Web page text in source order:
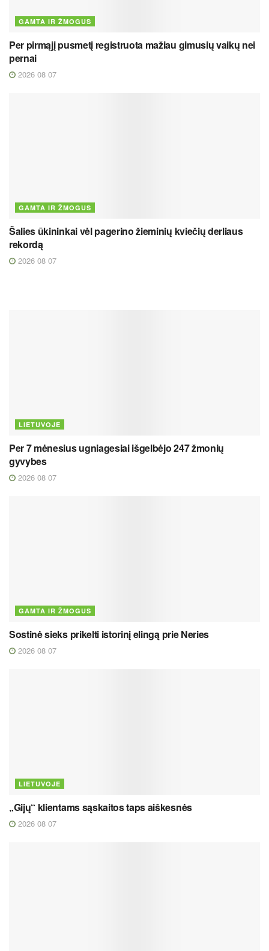
GAMTA IR ŽMOGUS
Per pirmąjį pusmetį registruota mažiau gimusių vaikų nei
pernai
2026 08 07
GAMTA IR ŽMOGUS
Šalies ūkininkai vėl pagerino žieminių kviečių derliaus
rekordą
2026 08 07
LIETUVOJE
Per 7 mėnesius ugniagesiai išgelbėjo 247 žmonių
gyvybes
2026 08 07
GAMTA IR ŽMOGUS
Sostinė sieks prikelti istorinį elingą prie Neries
2026 08 07
LIETUVOJE
„Gijų“ klientams sąskaitos taps aiškesnės
2026 08 07